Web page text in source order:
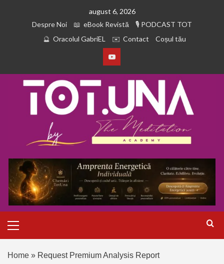
august 6, 2026
Despre Noi
eBook Revistă
PODCAST TOT
Oracolul GabriEL
Contact Coșul tău
Home » Request Premium Analysis Report